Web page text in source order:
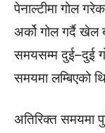
पेनाल्टीमा गोल
अर्को गोल गर्दै खेल
समयसम्म दुई–दुई
समयमा लम्बिएको
अतिरिक्त समयमा